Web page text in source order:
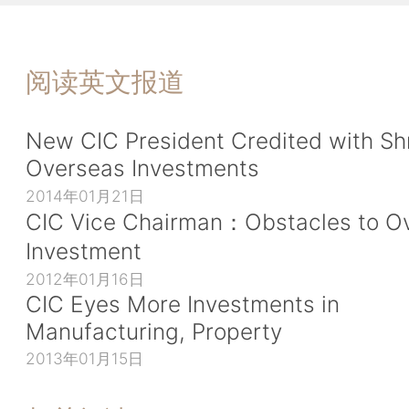
阅读英文报道
New CIC President Credited with
Overseas Investments
2014年01月21日
CIC Vice Chairman：Obstacles to
Investment
2012年01月16日
CIC Eyes More Investments in
Manufacturing, Property
2013年01月15日